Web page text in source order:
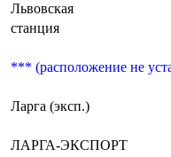
Львовская
станция
*** (расположение не
Ларга (эксп.)
ЛАРГА-ЭКСПОРТ